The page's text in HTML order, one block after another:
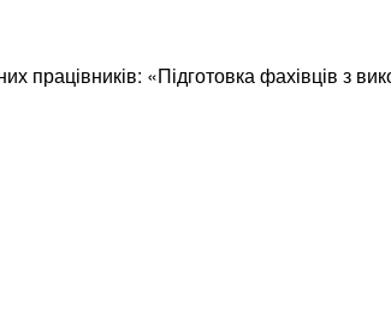
працівників: «Підготовка фахівців з